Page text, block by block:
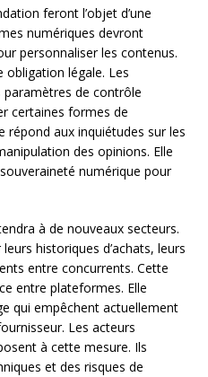
feront l’objet d’une
numériques devront
personnaliser les contenus.
obligation légale. Les
de contrôle
certaines formes de
répond aux inquiétudes sur les
des opinions. Elle
numérique pour
à de nouveaux secteurs.
historiques d’achats, leurs
entre concurrents. Cette
entre plateformes. Elle
qui empêchent actuellement
Les acteurs
à cette mesure. Ils
et des risques de